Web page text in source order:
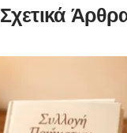
Σχετικά